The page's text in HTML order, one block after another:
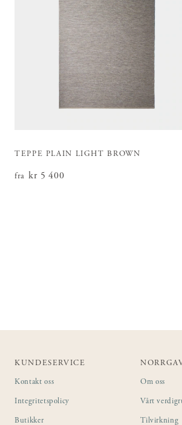
TEPPE PLAIN LIGHT BROWN
fra Pris :kr 5 400
kr 5 400
KUNDESERVICE
Kontakt oss
Integritetspolicy
Butikker
Om oss
Vårt
Tilvirkning